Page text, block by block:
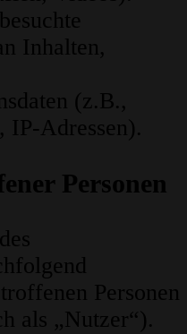
Inhalten,
(z.B.,
IP-Adressen).
Personen
Personen
als „Nutzer“).